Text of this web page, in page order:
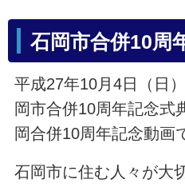
石岡市合併10周
平成27年10月4日（日
岡市合併10周年記念式
岡合併10周年記念動画
石岡市に住む人々が大